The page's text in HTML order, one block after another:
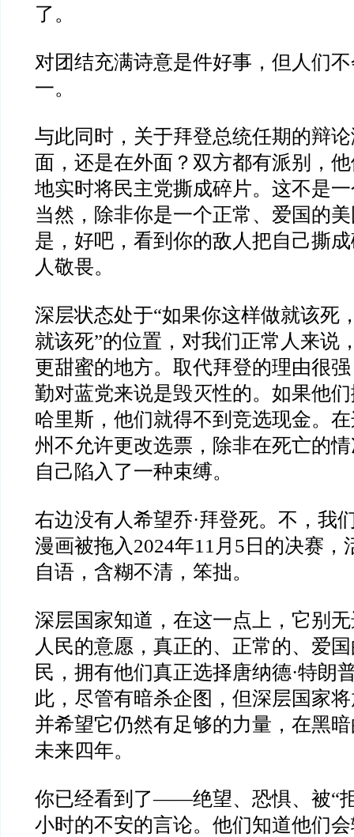
了。
对团结充满诗意是件好事，但人们
一。
与此同时，关于拜登总统任期的辩
面，还是在外面？双方都有派别，
地实时将民主党撕成碎片。这不是
当然，除非你是一个正常、爱国的
是，好吧，看到你的敌人把自己撕
人敬畏。
深层状态处于“如果你这样做就该死
就该死”的位置，对我们正常人来说
更甜蜜的地方。取代拜登的理由很
勤对蓝党来说是毁灭性的。如果他
哈里斯，他们就得不到竞选现金。
州不允许更改选票，除非在死亡的
自己陷入了一种束缚。
右边没有人希望乔·拜登死。不，我
漫画被拖入2024年11月5日的决赛，
自语，含糊不清，笨拙。
深层国家知道，在这一点上，它别
人民的意愿，真正的、正常的、爱
民，拥有他们真正选择唐纳德·特朗
此，尽管有暗杀企图，但深层国家
并希望它仍然有足够的力量，在黑
未来四年。
你已经看到了——绝望、恐惧、被“
小时的不安的言论。他们知道他们